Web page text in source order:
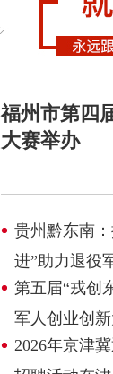
福州市第四
大赛举办
贵州黔东南
进”助力退役
第五届“戎创
军人创业创
2026年京津